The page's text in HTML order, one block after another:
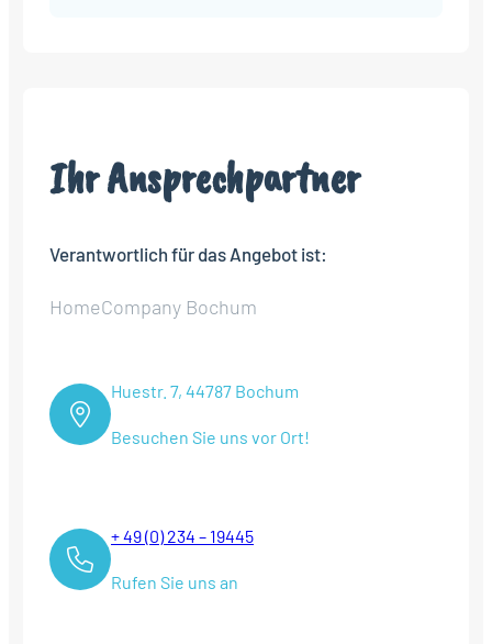
Ihr Ansprechpartner
Verantwortlich für das Angebot ist:
HomeCompany Bochum
Huestr. 7, 44787 Bochum
Besuchen Sie uns vor Ort!
+ 49 (0) 234 – 19445
Rufen Sie uns an